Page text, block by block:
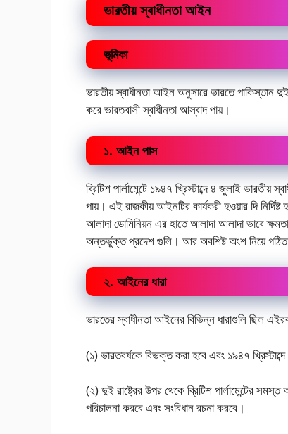
ভারতীয় স্বাধীনতা আইন
ভূমিকা
ভারতীয় স্বাধীনতা আইন অনুসারে ভারতে পাকিস্তান
করে ভারতবাসী স্বাধীনতা আস্বাদ পায়।
১. আইন পাস
ব্রিটিশ পার্লামেন্টে ১৯৪৭ খ্রিস্টাব্দে ৪ জুলাই
পায়। এই রাজকীয় আইনটির কার্যকরী হওয়ার দি
আলাদা ডোমিনিয়ন এর হাতে আলাদা আলাদা ভাবে
অন্তর্ভুক্ত প্রদেশ গুলি। আর অবশিষ্ট অংশ নিয়ে গঠিত
২. আইনের ধারা
ভারতের স্বাধীনতা আইনের বিভিন্ন ধারাগুলি ছিল
(১) ভারতবর্ষকে বিভক্ত করা হবে এবং ১৯৪৭
(২) দুই রাষ্ট্রের উপর থেকে ব্রিটিশ পার্লামেন্টের
পরিচালনা করবে এবং সংবিধান রচনা করবে।